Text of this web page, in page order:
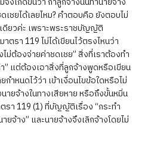
เชยได้เลยไหม? คำตอบคือ ยังตอบไม่
ดียวค่ะ เพราะพระราชบัญญัติ
รา 119 ไม่ได้เขียนไว้ตรงไหนว่า
ม่ต้องจ่ายค่าชดเชย” สิ่งที่เราต้องทำ
” แต่ต้องเอาสิ่งที่ลูกจ้างพูดหรือเขียน
ำหนดไว้ว่า เข้าเงื่อนไขข้อใดหรือไม่
ายจ้างในทางเสียหาย หรือถึงขั้นหมิ่น
รา 119 (1) ที่บัญญัติเรื่อง “กระทำ
จ้าง” และนายจ้างจึงเลิกจ้างโดยไม่